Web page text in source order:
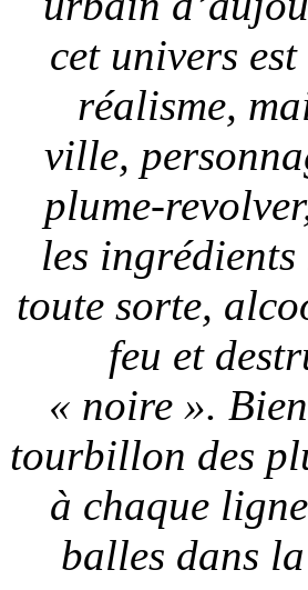
cet univers
réalisme,
ville,
plume-
les ingrédients
toute sorte,
feu et
« noire ».
tourbillon des
à chaque
balles dans